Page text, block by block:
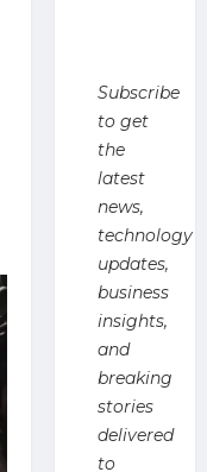
Subscribe
to get
the
latest
news,
technology
updates,
business
insights,
and
breaking
stories
delivered
to